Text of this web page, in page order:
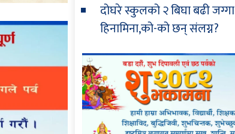
दोघरे स्कुलको २ बिघा बढी जग्गा
हिनामिना,को-को छन् संलग्न?